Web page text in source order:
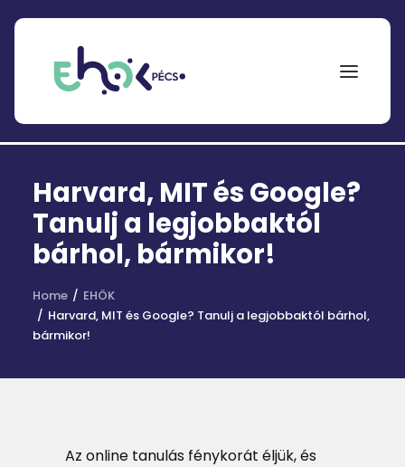
Search
for:
EHÖK
ÖSZTÖNDÍJAK
PÁLYÁZATOK
Harvard, MIT és Google?
Tanulj a legjobbaktól
bárhol, bármikor!
Home
EHÖK
Harvard, MIT és Google? Tanulj a legjobbaktól bárhol,
bármikor!
Az online tanulás fénykorát éljük, és